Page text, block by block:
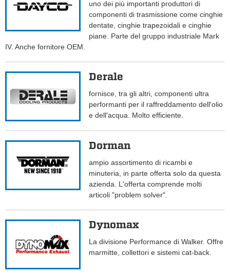
uno dei più importanti produttori di
componenti di trasmissione come cinghie
dentate, cinghie trapezoidali e cinghie
piane. Parte del gruppo industriale Mark
IV. Anche fornitore OEM.
Derale
fornisce, tra gli altri, componenti ultra
performanti per il raffreddamento dell'olio
e dell'acqua. Molto efficiente.
Dorman
ampio assortimento di ricambi e
minuteria, in parte offerta solo da questa
azienda. L'offerta comprende molti
articoli "problem solver".
Dynomax
La divisione Performance di Walker. Offre
marmitte, collettori e sistemi cat-back.